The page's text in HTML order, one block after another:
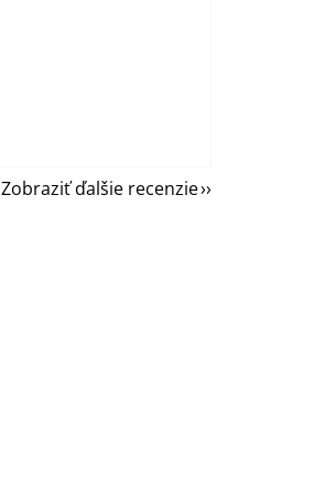
Zobraziť ďalšie recenzie